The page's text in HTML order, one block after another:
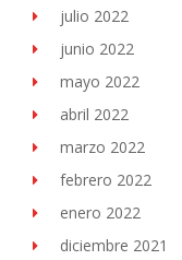
julio 2022
junio 2022
mayo 2022
abril 2022
marzo 2022
febrero 2022
enero 2022
diciembre 2021